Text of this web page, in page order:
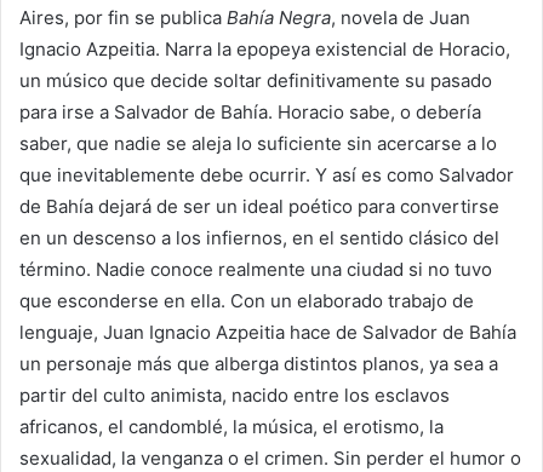
Aires, por fin se publica Bahía Negra, novela de Juan
Ignacio Azpeitia. Narra la epopeya existencial de Horacio,
un músico que decide soltar definitivamente su pasado
para irse a Salvador de Bahía. Horacio sabe, o debería
saber, que nadie se aleja lo suficiente sin acercarse a lo
que inevitablemente debe ocurrir. Y así es como Salvador
de Bahía dejará de ser un ideal poético para convertirse
en un descenso a los infiernos, en el sentido clásico del
término. Nadie conoce realmente una ciudad si no tuvo
que esconderse en ella. Con un elaborado trabajo de
lenguaje, Juan Ignacio Azpeitia hace de Salvador de Bahía
un personaje más que alberga distintos planos, ya sea a
partir del culto animista, nacido entre los esclavos
africanos, el candomblé, la música, el erotismo, la
sexualidad, la venganza o el crimen. Sin perder el humor o